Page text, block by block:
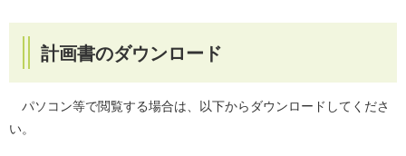
計画書のダウンロード
パソコン等で閲覧する場合は、以下からダウンロードしてくださ
い。